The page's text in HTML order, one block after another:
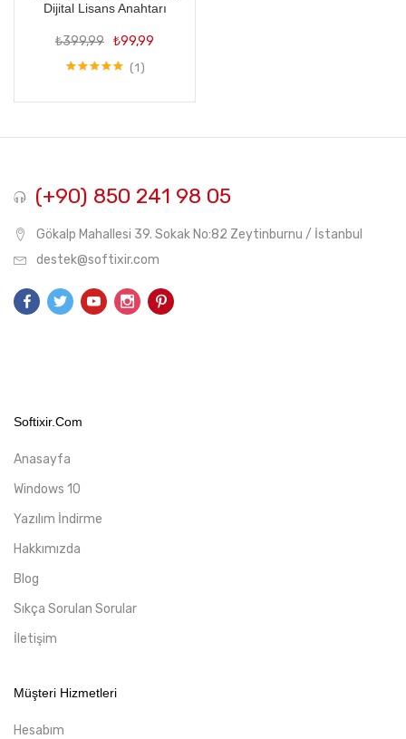
Dijital Lisans Anahtarı
₺399,99 Orijinal
fiyat:
₺399,99.
₺99,99
₺99,99.
1
(+90) 850 241 98 05
Gökalp Mahallesi 39. Sokak No:82 Zeytinburnu / İstanbul
destek@softixir.com
Softixir.com
Anasayfa
Windows 10
Yazılım İndirme
Hakkımızda
Blog
Sıkça Sorulan Sorular
İletişim
Müşteri Hizmetleri
Hesabım